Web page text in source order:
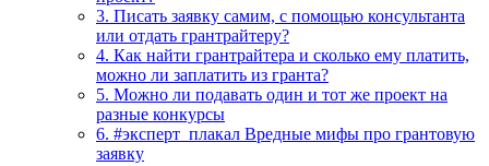
3. Писать заявку самим, с помощью консультанта
или отдать грантрайтеру?
4. Как найти грантрайтера и сколько ему платить,
можно ли заплатить из гранта?
5. Можно ли подавать один и тот же проект на
разные конкурсы
6. #эксперт_плакал Вредные мифы про грантовую
заявку